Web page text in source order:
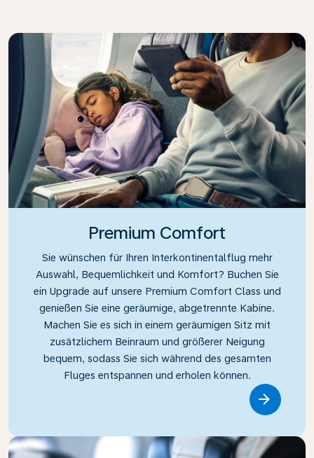
Premium Comfort
Sie wünschen für Ihren Interkontinentalflug mehr
Auswahl, Bequemlichkeit und Komfort? Buchen Sie
ein Upgrade auf unsere Premium Comfort Class und
genießen Sie eine geräumige, abgetrennte Kabine.
Machen Sie es sich in einem geräumigen Sitz mit
zusätzlichem Beinraum und größerer Neigung
bequem, sodass Sie sich während des gesamten
Fluges entspannen und erholen können.